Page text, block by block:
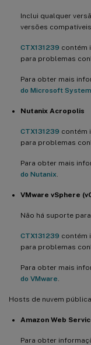
Inclui qualquer
versões
CTX131239 contém
para problemas
Para obter mais
do Microsoft
Nutanix Acropolis
CTX131239 contém
para problemas
Para obter mais
do Nutanix
VMware vSphere
Não há suporte
CTX131239 contém
para problemas
Para obter mais
do VMware
Hosts de nuvem
Amazon Web
Para obter